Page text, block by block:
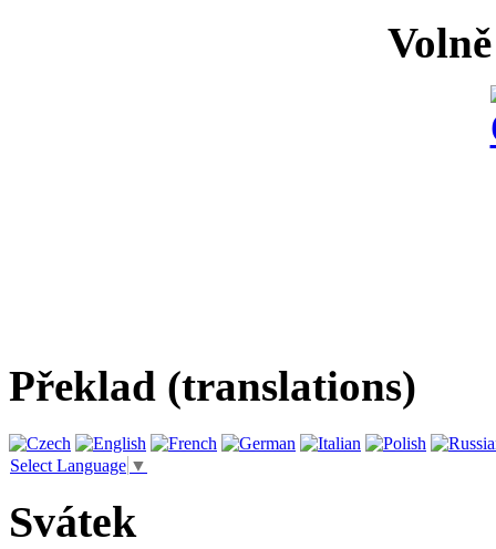
Překlad (translations)
Select Language ▼
Svátek